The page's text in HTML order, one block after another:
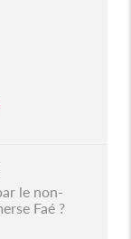
le non-
Faé ?